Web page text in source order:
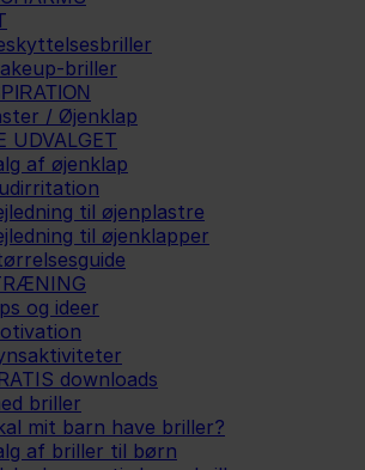
briller
/ Øjenklap
UDVALGET
af øjenklap
til øjenplastre
til øjenklapper
og ideer
downloads
briller
mit barn have briller?
af briller til børn